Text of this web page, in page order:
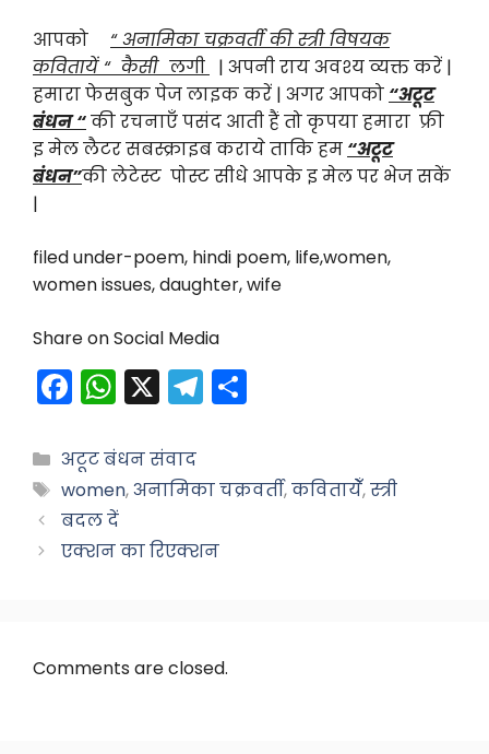
आपको “अनामिका चक्रवर्ती की स्त्री विषयक
कवितायें “कैसी लगी | अपनी राय अवश्य व्यक्त करें |
हमारा फेसबुक पेज लाइक करें | अगर आपको “अटूट
बंधन “की रचनाएँ पसंद आती हैं तो कृपया हमारा फ्री
इ मेल लैटर सबस्क्राइब कराये ताकि हम “अटूट
बंधन”की लेटेस्ट पोस्ट सीधे आपके इ मेल पर भेज सकें
|
filed under-poem, hindi poem, life,women,
women issues, daughter, wife
Share on Social Media
F
a
c
e
b
o
W
h
a
ts
A
p
X T
el
gr
m
e
Categories
अटूट बंधन संवाद
Tags
women,अनामिका चक्रवर्ती,कवितायेँ,स्त्री
बदल दें
एक्शन का रिएक्शन
Comments are closed.